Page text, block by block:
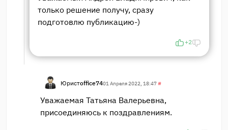
только решение получу, сразу
подготовлю публикацию-)
+2
Юристoffice7401 Апреля 2022, 18:47#
Уважаемая Татьяна Валерьевна,
присоединяюсь к поздравлениям.